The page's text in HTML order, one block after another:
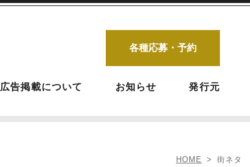
各種応募・予約
広告掲載について お知らせ 発行元
HOME 街ネタ